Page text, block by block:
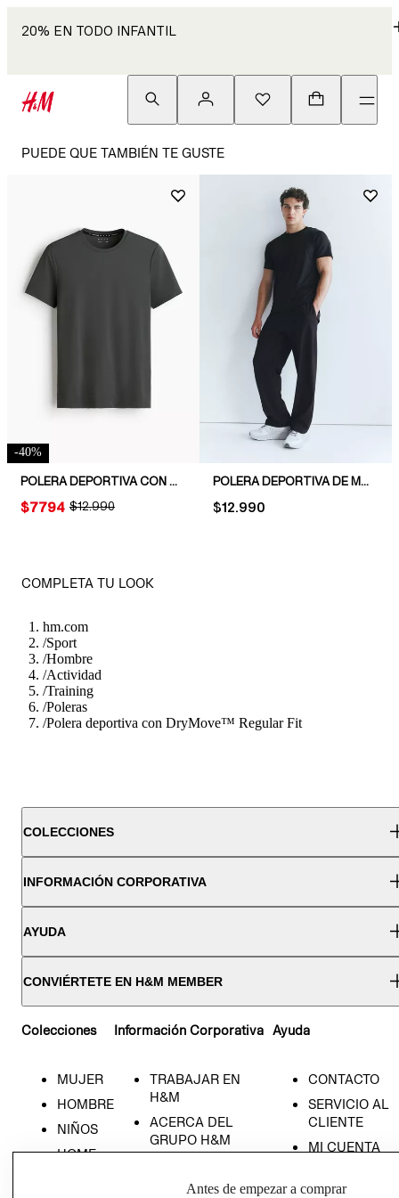
20% EN TODO INFANTIL
PUEDE QUE TAMBIÉN TE GUSTE
-40%
POLERA DEPORTIVA CON DRYMOVE™ MUSCLE FIT
ORIGINAL PRICE:
$12.990
PRICE:
$7794
POLERA DEPORTIVA DE MALLA CON DRYMOVE™
PRICE:
$12.990
COMPLETA TU LOOK
hm.com
/Sport
/Hombre
/Actividad
/Training
/Poleras
/Polera deportiva con DryMove™ Regular Fit
COLECCIONES
INFORMACIÓN CORPORATIVA
AYUDA
CONVIÉRTETE EN H&M MEMBER
Colecciones
MUJER
HOMBRE
NIÑOS
HOME
Información Corporativa
TRABAJAR EN
H&M
ACERCA DEL
GRUPO H&M
SOCIAL
Ayuda
CONTACTO
SERVICIO AL
CLIENTE
MI CUENTA
TIENDAS
Antes de empezar a comprar